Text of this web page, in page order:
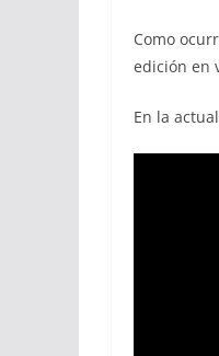
Como
edición en
En la